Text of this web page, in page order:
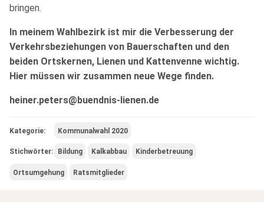
bringen.
In meinem Wahlbezirk ist mir die Verbesserung der
Verkehrsbeziehungen von Bauerschaften und den
beiden Ortskernen, Lienen und Kattenvenne wichtig.
Hier müssen wir zusammen neue Wege finden.
heiner.peters@buendnis-lienen.de
Kategorie: Kommunalwahl 2020
Stichwörter: Bildung Kalkabbau Kinderbetreuung
Ortsumgehung Ratsmitglieder